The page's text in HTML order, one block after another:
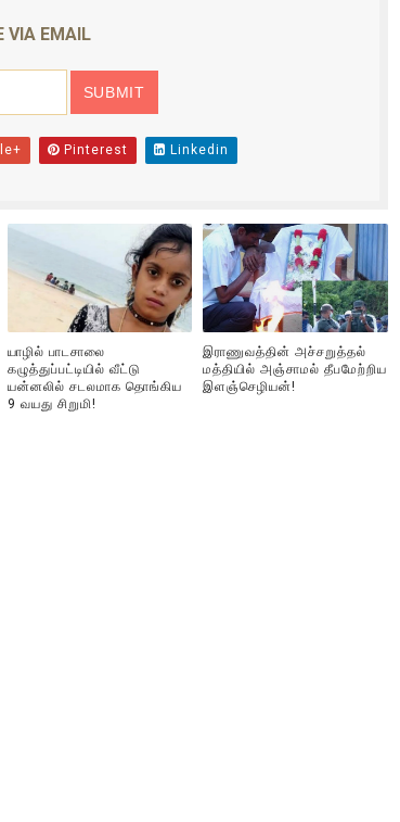
ஆபாச வீடியோக்களால் வந்த வினை
“கோவிஷீல்டு” தடுப்பூசி போட்டவர்களுக்கு….
உண்மையை சொன்ன விஜய் சேதுபதி
VIA EMAIL
Pinterest Linkedin
யாழில் பாடசாலை
கழுத்துப்பட்டியில் வீட்டு
யன்னலில் சடலமாக தொங்கிய
9 வயது சிறுமி!
இராணுவத்தின் அச்சறுத்தல்
மத்தியில் அஞ்சாமல் தீபமேற்றிய
இளஞ்செழியன்!